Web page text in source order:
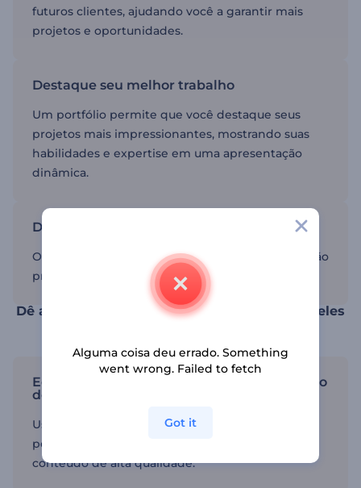
futuros clientes, ajudando você a garantir mais
projetos e oportunidades.
Destaque seu melhor trabalho
Um portfólio permite que você destaque seus
projetos mais impressionantes, mostrando suas
habilidades e expertise em uma apresentação
dinâmica.
Destaque-se da concorrência
Os modelos ajudam você a criar uma apresentação
profissional que o destaca da concorrência.
Dê aos seus projetos o reconhecimento que eles
Economize tempo com modelos de portfólio
de vídeo.
Usar modelos pode economizar tempo,
permitindo que você se concentre em criar
conteúdo de alta qualidade.
Alguma coisa deu errado. Something
went wrong. Failed to fetch
Got it